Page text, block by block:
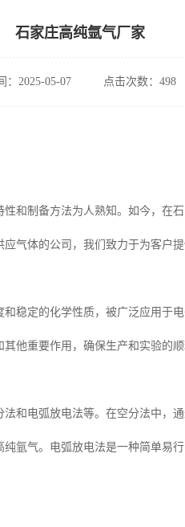
石家庄高纯氩气厂家
：2025-05-07 点击次数：498
和制备方法为人熟知。如今，在
气体的公司，我们致力于为客户
稳定的化学性质，被广泛应用于
他重要作用，确保生产和实验的顺
和电弧放电法等。在空分法中，
氩气。电弧放电法是一种简单易